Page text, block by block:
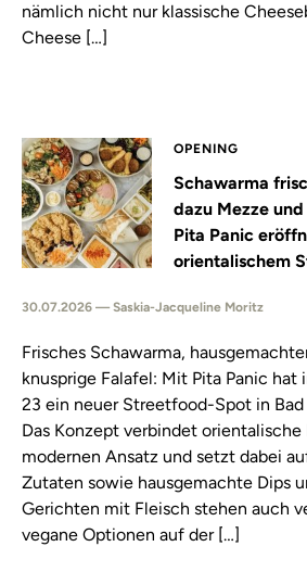
nämlich nicht nur klassische
Cheese […]
OPENING
Schawarma
dazu Mezze
Pita Panic
orientalischem
30.07.2026 — Saskia-Jacqueline Moritz
Frisches Schawarma,
knusprige Falafel: Mit Pita Panic hat
23 ein neuer Streetfood-Spot in
Das Konzept verbindet
modernen Ansatz und setzt dabei
Zutaten sowie hausgemachte Dips
Gerichten mit Fleisch stehen auch
vegane Optionen auf der […]